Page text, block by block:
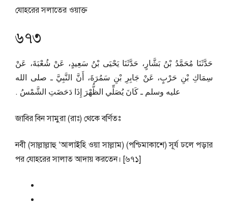
যোহরের সলাতের ওয়াক্ত
৬৭৩
حَدَّثَنَا مُحَمَّدُ بْنُ بَشَّارٍ، حَدَّثَنَا يَحْيَى بْنُ سَعِيدٍ، عَنْ شُعْبَةَ، عَنْ
سِمَاكِ بْنِ حَرْبٍ، عَنْ جَابِرِ بْنِ سَمُرَةَ، أَنَّ النَّبِيَّ ـ صلى الله
عليه وسلم ـ كَانَ يُصَلِّي الظُّهْرَ إِذَا دَحَضَتِ الشَّمْسُ ‏.‏
জাবির বিন সামুরা (রাঃ) থেকে বর্ণিতঃ
নবী (সাল্লাল্লাহু ‘আলাইহি ওয়া সাল্লাম) (পশ্চিমাকাশে) সূর্য ঢলে পড়ার
পর যোহরের সালাত আদায় করতেন। [৬৭১]